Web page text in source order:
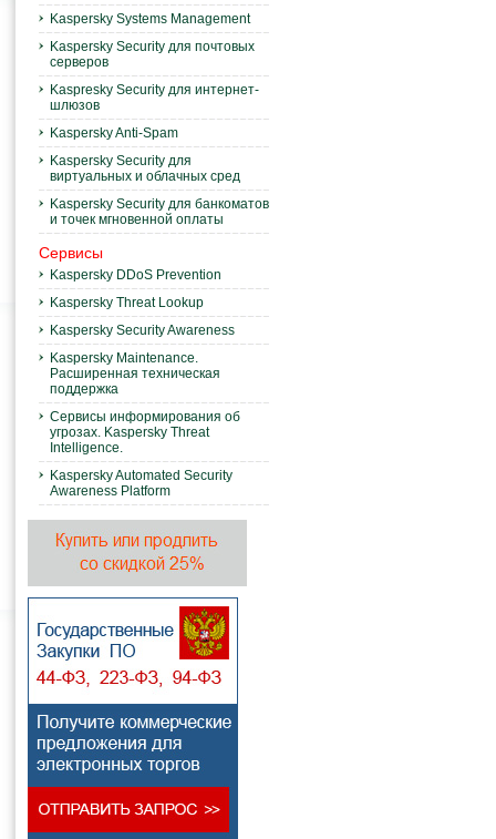
Kaspersky Systems Management
Kaspersky Security для почтовых
серверов
Kaspresky Security для интернет-
шлюзов
Kaspersky Anti-Spam
Kaspersky Security для
виртуальных и облачных сред
Kaspersky Security для банкоматов
и точек мгновенной оплаты
Сервисы
Kaspersky DDoS Prevention
Kaspersky Threat Lookup
Kaspersky Security Awareness
Kaspersky Maintenance.
Расширенная техническая
поддержка
Сервисы информирования об
угрозах. Kaspersky Threat
Intelligence.
Kaspersky Automated Security
Awareness Platform